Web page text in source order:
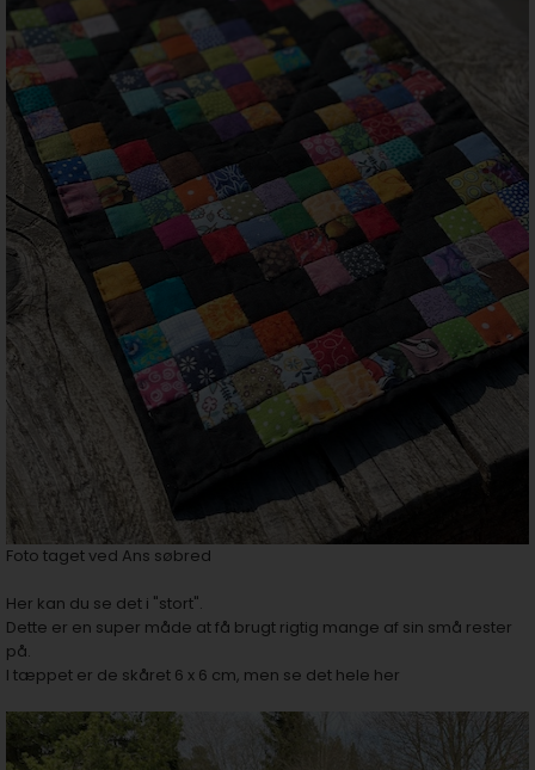
Foto taget ved Ans søbred
Her kan du se det i "stort".
Dette er en super måde at få brugt rigtig mange af sin små rester
på.
I tæppet er de skåret 6 x 6 cm, men se det hele her